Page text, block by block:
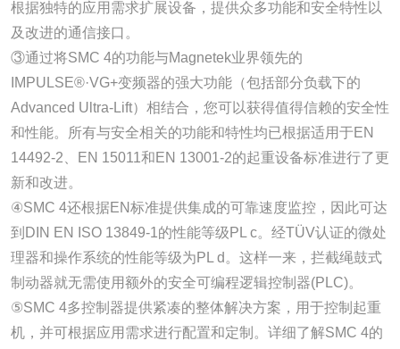
根据独特的应用需求扩展设备，提供众多功能和安全特性以
及改进的通信接口。
③通过将SMC 4的功能与Magnetek业界领先的
IMPULSE®·VG+变频器的强大功能（包括部分负载下的
Advanced Ultra-Lift）相结合，您可以获得值得信赖的安全性
和性能。所有与安全相关的功能和特性均已根据适用于EN
14492-2、EN 15011和EN 13001-2的起重设备标准进行了更
新和改进。
④SMC 4还根据EN标准提供集成的可靠速度监控，因此可达
到DIN EN ISO 13849-1的性能等级PL c。经TÜV认证的微处
理器和操作系统的性能等级为PL d。这样一来，拦截绳鼓式
制动器就无需使用额外的安全可编程逻辑控制器(PLC)。
⑤SMC 4多控制器提供紧凑的整体解决方案，用于控制起重
机，并可根据应用需求进行配置和定制。详细了解SMC 4的